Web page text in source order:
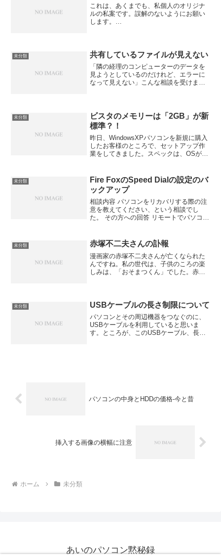
これは、あくまでも、私個人のオリジナ
ルの私案です。誤解のないようにお願い
します。
り、下記...
未分類 共有しているファイルが見えない
「隣の経理のコンピューターのデータを
見ようとしているのだけれど、エラーに
なって見えない」こんな相談を受けまし
コンに電源を入れてもらっ...
未分類
ビスタのメモリーは「2GB」が新
標準？！
昨日、WindowsXPパソコンを新規に購入
したお客様のところで、セットアップ作
業をしてきました。スペックは、OSが
RW（２層対応）これで、製品価...
未分類
Fire FoxのSpeed Dialの設定のバ
ックアップ
相談内容 パソコンをリカバリする際の注
意を教えてください、という相談でし
た。 その方への回答 リモートでパソコン
で、アドインを確認させてもらったとこ
ろ、Spee...
未分類 赤塚不二夫さんの訃報
漫画家の赤塚不二夫さんが亡くなられた
んですね。私の世代は、子供のころの楽
しみは、「おそまつくん」でした。赤塚
た。「ある日、酔った父が...
未分類 USBケーブルの長さ制限について
パソコンとその周辺機器をつなぐのに、
USBケーブルを利用していると思いま
す。ところが、このUSBケーブル、長さ
パソコンの中身とHDDの価格-今と昔
挿入する画像の横幅に注意
ホーム 未分類
あいのパソコン黙秘録